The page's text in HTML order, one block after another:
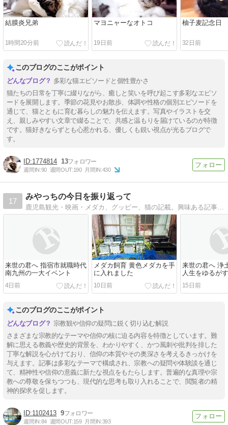
結膜炎兄弟
1時間20分前
マヨニャーなオトコ
19日前
柚子麦記念日
32日前
このブログのここがポイント
多彩な猫エピソードと個性豊かさ
猫たちの日常を丁寧に綴りながら、癒しと笑いを呼び起こす多彩なエピソ
ードを展開します。季節の花見やお散歩、体調や性格の個別エピソードを
通じて、猫とともに育む暮らしの魅力を伝えます。写真やイラストを交
え、親しみやすい文章で綴ることで、共感と温もりを届けているのが特徴
です。猫好きならずとも心惹かれる、優しくも鋭い視点が光るブログで
す。
1774814 13
週間IN:90 週間OUT:190 月間IN:430
17
みやっちの今日を振り返って
鹿児島観光・映画・メダカ、グッピー、猫の記載。興味ある記事も掲載していますので、是非お立ち寄り下さい。
来世の君へ 指宿市就職時代
南九州の一大イベント
4日前
メダカ飼育 黄色メダカを手
に入れました
10日前
来世の君へ 浄
人生をゆるが
15日前
このブログのここがポイント
宗教観や信仰の疑問に鋭く切り込む解説
さまざまな宗教的なテーマや信仰の核に迫る内容を特徴としています。難
解に思える教義や歴史的背景を、わかりやすく、かつ風刺や批判を排した
丁寧な解説を心がけており、信仰の本質やその奥深さを考えるきっかけを
与えます。記事は多彩なテーマで構成され、宗教への疑問や体験談を通じ
て、精神性や信仰の意義に新たな視点をもたらします。普遍的な真理や宗
教への尊敬を保ちつつも、現代的な思考も取り入れることで、閲覧者の精
神的探求を促します。
1102413 9
週間IN:84 週間OUT:159 月間IN:393